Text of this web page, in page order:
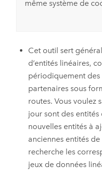
même système de
Cet outil sert
d’entités linéaires,
périodiquement des
partenaires sous
routes. Vous voulez
jour sont des
nouvelles entités à
anciennes entités
recherche les
jeux de données